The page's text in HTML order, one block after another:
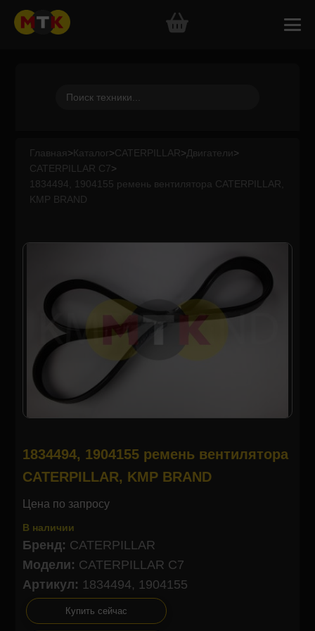
Главная>Каталог>CATERPILLAR>Двигатели>
CATERPILLAR C7>
1834494, 1904155 ремень вентилятора CATERPILLAR,
KMP BRAND
1834494, 1904155 ремень вентилятора
CATERPILLAR, KMP BRAND
Цена по запросу
В наличии
Бренд: CATERPILLAR
Модели: CATERPILLAR C7
Артикул: 1834494, 1904155
Купить сейчас